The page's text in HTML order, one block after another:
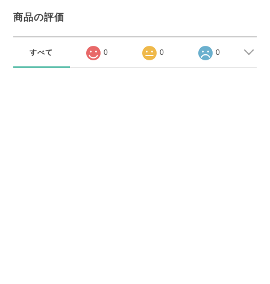
商品の評価
すべて 0 0 0